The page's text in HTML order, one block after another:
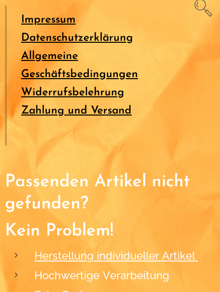
Impressum
Datenschutzerklärung
Allgemeine
Geschäftsbedingungen
Widerrufsbelehrung
Zahlung und Versand
Passenden Artikel nicht
gefunden?
Kein Problem!
Herstellung individueller Artikel
Hochwertige Verarbeitung